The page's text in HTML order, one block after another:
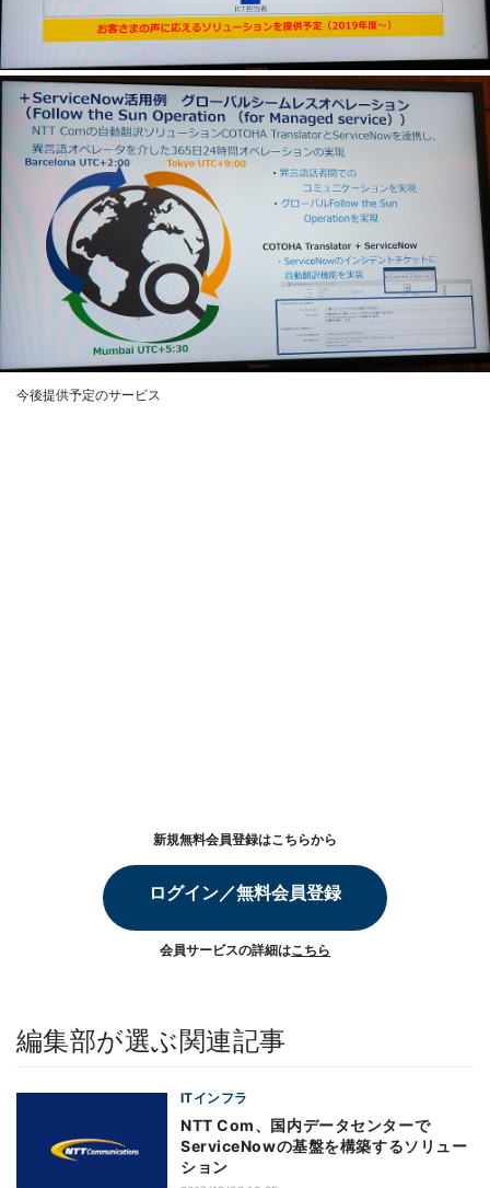
今後提供予定のサービス
新規無料会員登録はこちらから
ログイン／無料会員登録
会員サービスの詳細はこちら
編集部が選ぶ関連記事
ITインフラ
NTT Com、国内データセンターで
ServiceNowの基盤を構築するソリュー
ション